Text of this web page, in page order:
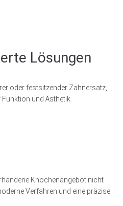
Lösungen
oder festsitzender Zahnersatz,
und Ästhetik.
Knochenangebot nicht
Verfahren und eine präzise